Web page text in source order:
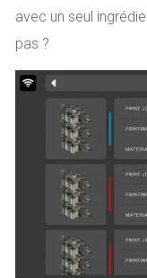
avec un seul
pas ?